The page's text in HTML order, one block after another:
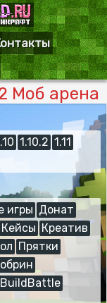
Моб арена
1.10.2 1.11
игры Донат
Кейсы Креатив
Прятки
BuildBattle